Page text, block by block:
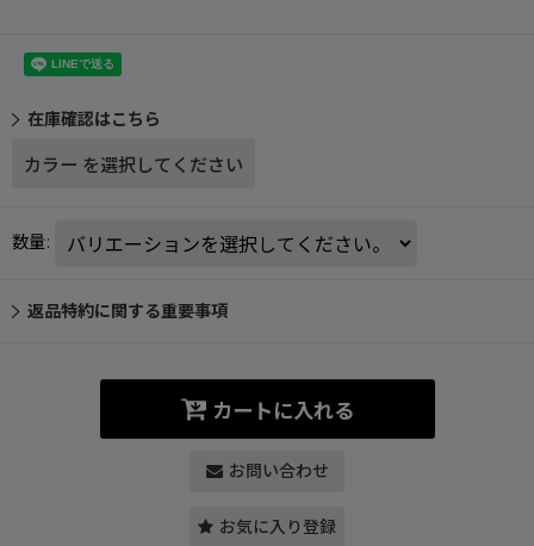
在庫確認はこちら
カラー を選択してください
数量:
返品特約に関する重要事項
カートに入れる
お問い合わせ
お気に入り登録